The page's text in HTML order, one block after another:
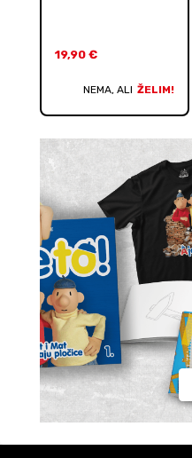
19,90 €
NEMA, ALI ŽELIM!